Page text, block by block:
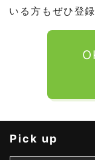
いる方もぜひ登
Pick up